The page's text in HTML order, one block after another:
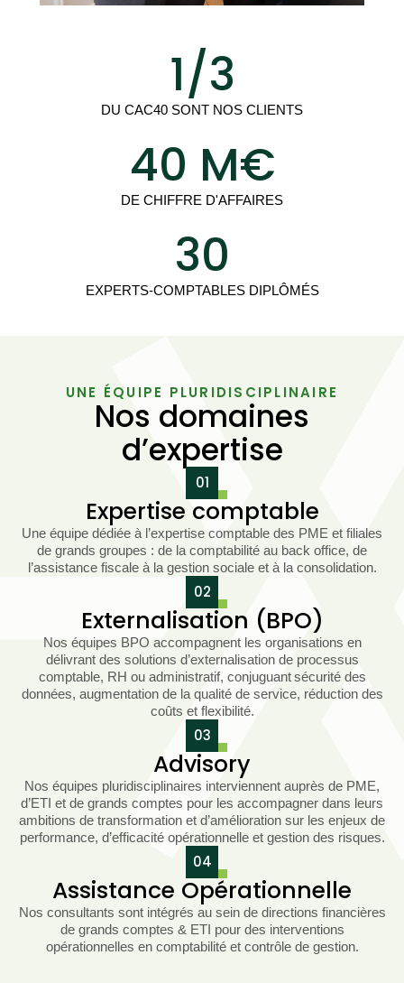
1/3
DU CAC40 SONT NOS CLIENTS
40 M€
DE CHIFFRE D'AFFAIRES
30
EXPERTS-COMPTABLES DIPLÔMÉS
UNE ÉQUIPE PLURIDISCIPLINAIRE
Nos domaines
d’expertise
01
Expertise comptable
Une équipe dédiée à l’expertise comptable des PME et filiales
de grands groupes : de la comptabilité au back office, de
l’assistance fiscale à la gestion sociale et à la consolidation.
02
Externalisation (BPO)
Nos équipes BPO accompagnent les organisations en
délivrant des solutions d’externalisation de processus
comptable, RH ou administratif, conjuguant sécurité des
données, augmentation de la qualité de service, réduction des
coûts et flexibilité.
03
Advisory
Nos équipes pluridisciplinaires interviennent auprès de PME,
d’ETI et de grands comptes pour les accompagner dans leurs
ambitions de transformation et d’amélioration sur les enjeux de
performance, d’efficacité opérationnelle et gestion des risques.
04
Assistance Opérationnelle
Nos consultants sont intégrés au sein de directions financières
de grands comptes & ETI pour des interventions
opérationnelles en comptabilité et contrôle de gestion.